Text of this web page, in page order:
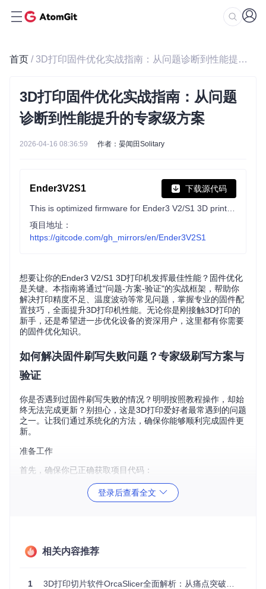
首页 / 3D打印固件优化实战指南：从问题诊断到性能提升的专家级方案
3D打印固件优化实战指南：从问题
诊断到性能提升的专家级方案
2026-04-16 08:36:59 作者：晏闻田Solitary
Ender3V2S1 下载源代码
项目地址：
https://gitcode.com/gh_mirrors/en/Ender3V2S1
想要让你的Ender3 V2/S1 3D打印机发挥最佳性能？固件优化
是关键。本指南将通过"问题-方案-验证"的实战框架，帮助你
解决打印精度不足、温度波动等常见问题，掌握专业的固件配
置技巧，全面提升3D打印机性能。无论你是刚接触3D打印的
新手，还是希望进一步优化设备的资深用户，这里都有你需要
的固件优化知识。
如何解决固件刷写失败问题？专家级刷写方案与
验证
你是否遇到过固件刷写失败的情况？明明按照教程操作，却始
终无法完成更新？别担心，这是3D打印爱好者最常遇到的问题
之一。让我们通过系统化的方法，确保你能够顺利完成固件更
新。
准备工作
首先，确保你已正确获取项目代码：
根据你的打印机型号和硬件配置，选择合适的配置文件：
Ender3S1-F4 ：适用于STM32F4芯片主板
登录后查看全文
相关内容推荐
1 3D打印切片软件OrcaSlicer全面解析：从痛点突破到实战应用